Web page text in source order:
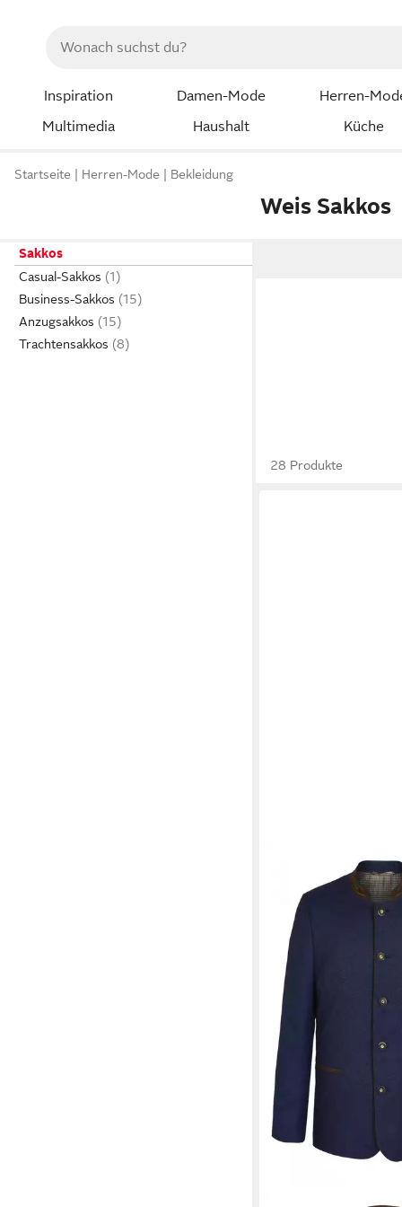
Inspiration Damen-Mode Herren-
Multimedia
Haushalt Küche
Startseite Herren-Mode Bekleidung
Weis Sakkos
Sakkos
Casual-Sakkos
Business-Sakkos
Anzugsakkos
Trachtensakkos
28 Produkte